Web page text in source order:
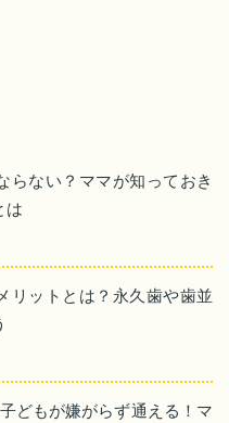
らない？ママが知っておき
は
リットとは？永久歯や歯並
どもが嫌がらず通える！マ